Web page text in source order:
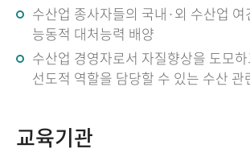
수산업 종사자들의 국내·외 수산업
능동적 대처능력 배양
수산업 경영자로서 자질향상을 도모
선도적 역할을 담당할 수 있는 수산 관
교육기관